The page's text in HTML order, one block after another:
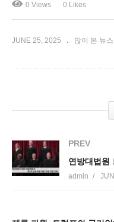
0 Views 0 Likes
JUNE 25, 2025 많이 본 뉴스
PREV
admin